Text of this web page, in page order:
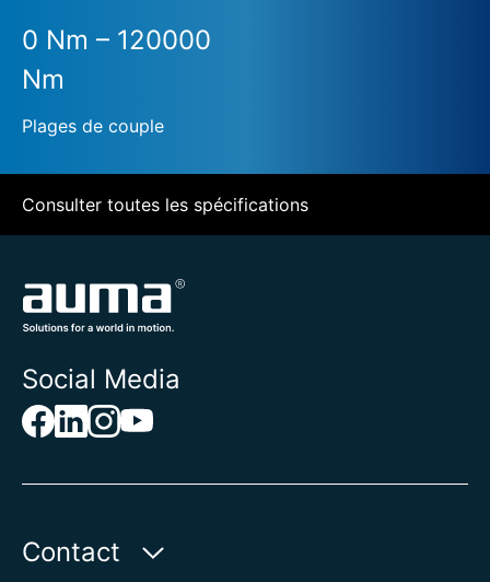
0 Nm – 120000
Nm
Plages de couple
Consulter toutes les spécifications
Social Media
Contact